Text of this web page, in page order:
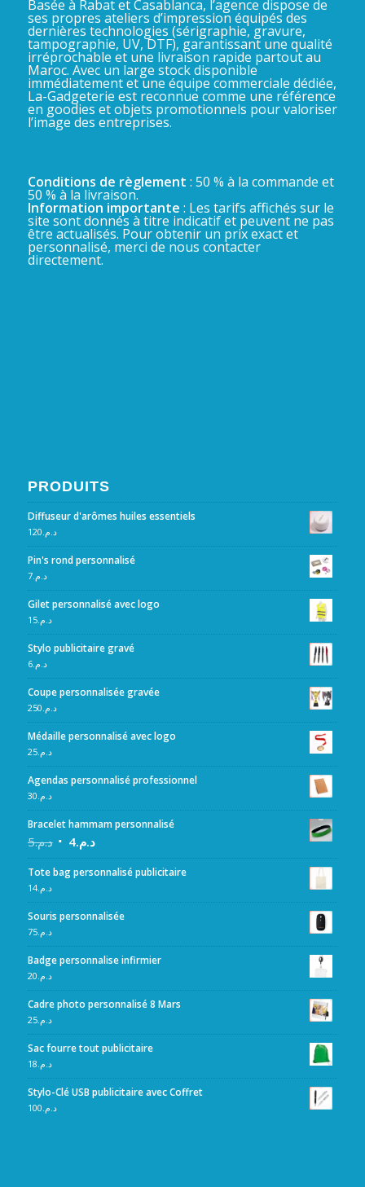
Basée à Rabat et Casablanca, l’agence dispose de
ses propres ateliers d’impression équipés des
dernières technologies (sérigraphie, gravure,
tampographie, UV, DTF), garantissant une qualité
irréprochable et une livraison rapide partout au
Maroc. Avec un large stock disponible
immédiatement et une équipe commerciale dédiée,
La-Gadgeterie est reconnue comme une référence
en goodies et objets promotionnels pour valoriser
l’image des entreprises.
Conditions de règlement : 50 % à la commande et
50 % à la livraison.
Information importante : Les tarifs affichés sur le
site sont donnés à titre indicatif et peuvent ne pas
être actualisés. Pour obtenir un prix exact et
personnalisé, merci de nous contacter
directement.
PRODUITS
Diffuseur d'arômes huiles essentiels
د.م.120
Pin's rond personnalisé
د.م.7
Gilet personnalisé avec logo
د.م.15
Stylo publicitaire gravé
د.م.6
Coupe personnalisée gravée
د.م.250
Médaille personnalisé avec logo
د.م.25
Agendas personnalisé professionnel
د.م.30
Bracelet hammam personnalisé
د.م.5 د.م.4
Tote bag personnalisé publicitaire
د.م.14
Souris personnalisée
د.م.75
Badge personnalise infirmier
د.م.20
Cadre photo personnalisé 8 Mars
د.م.25
Sac fourre tout publicitaire
د.م.18
Stylo-Clé USB publicitaire avec Coffret
د.م.100